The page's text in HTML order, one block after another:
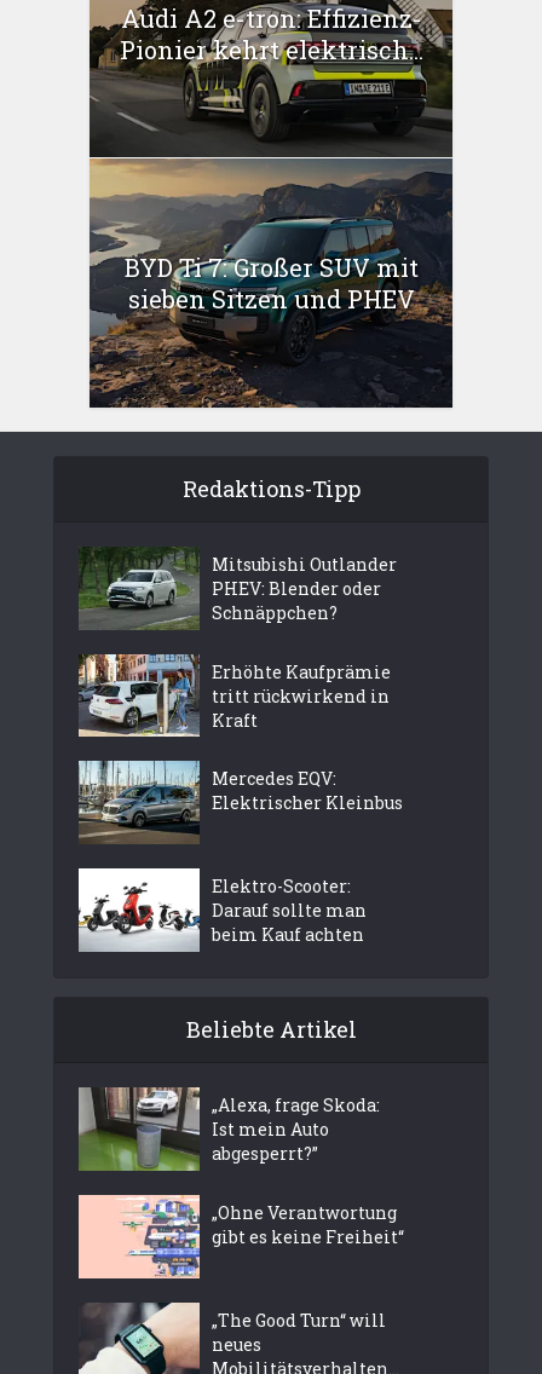
Audi A2 e-tron: Effizienz-
Pionier kehrt elektrisch...
BYD Ti 7: Großer SUV mit
sieben Sitzen und PHEV
Redaktions-Tipp
Mitsubishi Outlander
PHEV: Blender oder
Schnäppchen?
Erhöhte Kaufprämie
tritt rückwirkend in
Kraft
Mercedes EQV:
Elektrischer Kleinbus
Elektro-Scooter:
Darauf sollte man
beim Kauf achten
Beliebte Artikel
„Alexa, frage Skoda:
Ist mein Auto
abgesperrt?”
„Ohne Verantwortung
gibt es keine Freiheit“
„The Good Turn“ will
neues
Mobilitätsverhalten...